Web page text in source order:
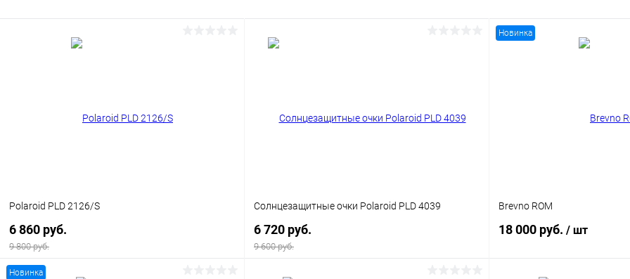
Polaroid PLD 2126/S
6 860 руб.
9 800 руб.
Солнцезащитные очки Polaroid PLD 4039
6 720 руб.
9 600 руб.
Новинка
Brevno ROM
18 000 руб. / шт
Новинка